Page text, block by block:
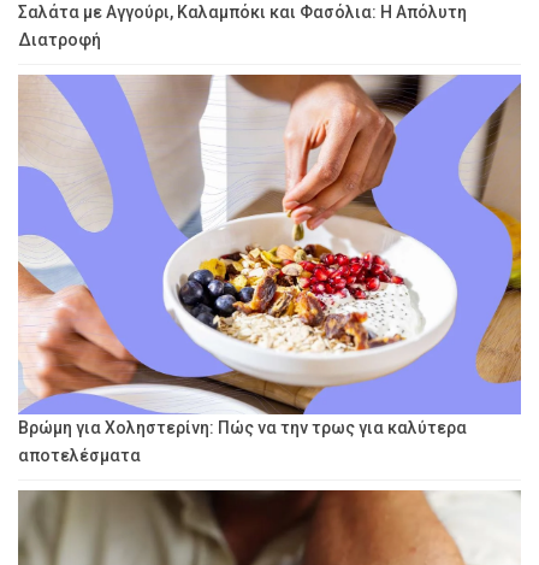
Σαλάτα με Αγγούρι, Καλαμπόκι και Φασόλια: Η Απόλυτη
Διατροφή
Βρώμη για Χοληστερίνη: Πώς να την τρως για καλύτερα
αποτελέσματα